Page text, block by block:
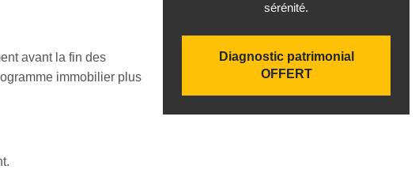
avant la fin des
immobilier plus
sérénité.
Diagnostic patrimonial
OFFERT